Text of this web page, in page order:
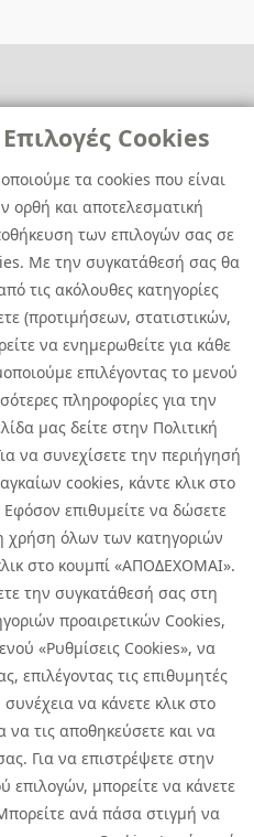
Cookies
τα cookies που είναι
ορθή και αποτελεσματική
των επιλογών σας σε
Με την συγκατάθεσή σας θα
τις ακόλουθες κατηγορίες
(προτιμήσεων, στατιστικών,
να ενημερωθείτε για κάθε
επιλέγοντας το μενού
πληροφορίες για την
μας δείτε στην Πολιτική
να συνεχίσετε την περιήγησή
cookies, κάντε κλικ στο
επιθυμείτε να δώσετε
χρήση όλων των κατηγοριών
στο κουμπί «ΑΠΟΔΕΧΟΜΑΙ».
την συγκατάθεσή σας στη
προαιρετικών Cookies,
«Ρυθμίσεις Cookies», να
επιλέγοντας τις επιθυμητές
να κάνετε κλικ στο
τις αποθηκεύσετε και να
Για να επιστρέψετε στην
μπορείτε να κάνετε
ανά πάσα στιγμή να
Reserved.